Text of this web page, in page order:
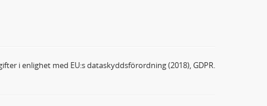
i enlighet med EU:s dataskyddsförordning (2018), GDPR.